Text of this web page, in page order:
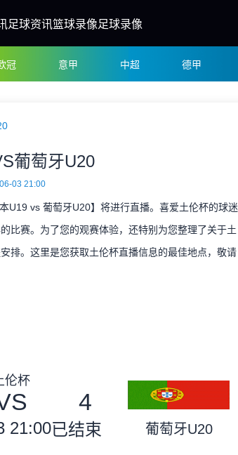
足球资讯篮球录像足球录像
冠 意甲 中超 德甲
葡萄牙U20
03 21:00
U19 vs 葡萄牙U20】将进行直播。喜爱土伦杯的球迷
比赛。为了您的观赛体验，还特别为您整理了关于土
排。这里是您获取土伦杯直播信息的最佳地点，敬请
伦杯
4
21:00已结束 葡萄牙U20